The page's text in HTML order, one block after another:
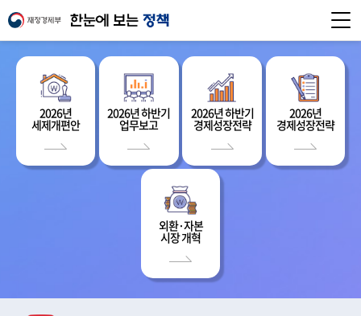
2026년
세제개편안
2026년 하반기
업무보고
2026년 하반기
경제성장전략
2026년
경제성장전략
외환·자본
시장 개혁